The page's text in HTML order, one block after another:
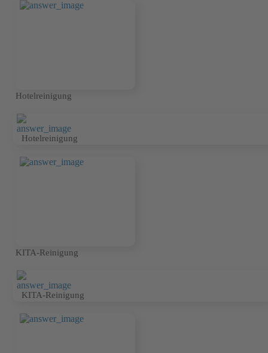
Hotelreinigung
Hotelreinigung
KITA-Reinigung
KITA-Reinigung